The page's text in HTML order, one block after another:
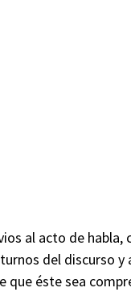
al acto de habla,
del discurso y
que éste sea